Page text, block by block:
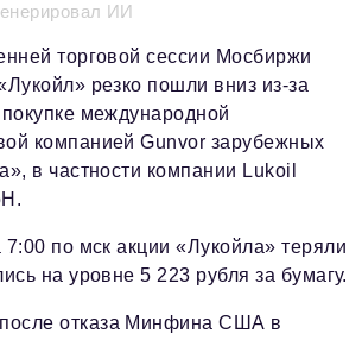
ИИ
торговой сессии Мосбиржи
резко пошли вниз из-за
международной
компанией Gunvor зарубежных
в частности компании Lukoil
по мск акции «Лукойла» теряли
на уровне 5 223 рубля за бумагу.
отказа Минфина США в